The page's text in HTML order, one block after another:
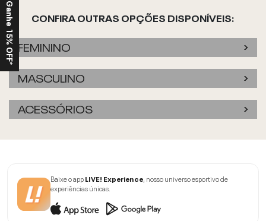
CONFIRA OUTRAS OPÇÕES DISPONÍVEIS:
FEMININO
MASCULINO
ACESSÓRIOS
Baixe o appLIVE! Experience, nosso universo esportivo de
experiências únicas.
Ganhe 15% OFF*